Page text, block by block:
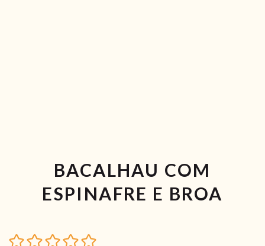
BACALHAU COM
ESPINAFRE E BROA